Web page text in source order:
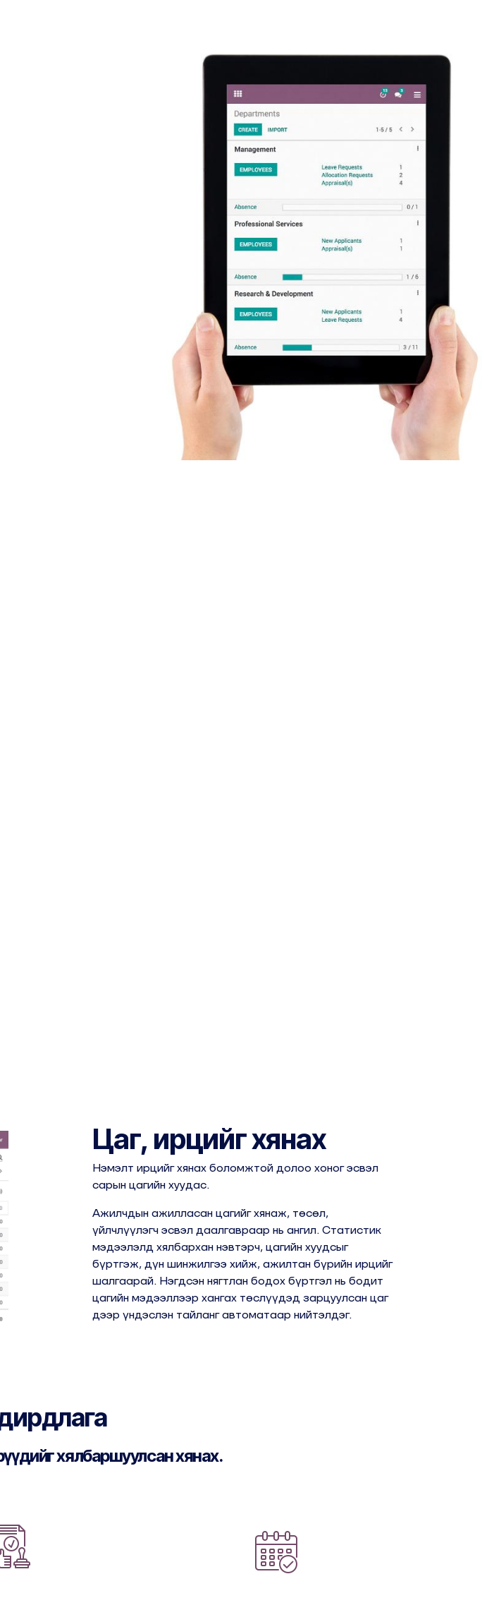
Цаг, ирцийг хянах
Нэмэлт ирцийг хянах боломжтой долоо хоног эсвэл
сарын цагийн хуудас.
Ажилчдын ажилласан цагийг хянаж, төсөл,
үйлчлүүлэгч эсвэл даалгавраар нь ангил. Статистик
мэдээлэлд хялбархан нэвтэрч, цагийн хуудсыг
бүртгэж, дүн шинжилгээ хийж, ажилтан бүрийн ирцийг
шалгаарай. Нэгдсэн нягтлан бодох бүртгэл нь бодит
цагийн мэдээллээр хангах төслүүдэд зарцуулсан цаг
дээр үндэслэн тайланг автоматаар нийтэлдэг.
хялбаршуулсан хянах.